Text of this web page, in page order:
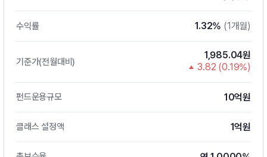
수익률 1.32% (1개월)
기준가(전월대비)
1,985.04원
3.82 (0.19%)
펀드운용규모 10억원
클래스 설정액 1억원